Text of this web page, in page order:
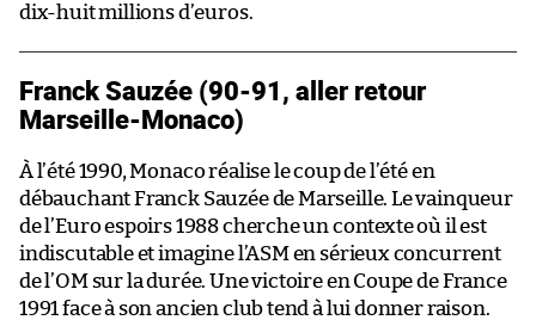
dix-huit millions d’euros.
Franck Sauzée (90-91, aller retour
Marseille-Monaco)
À l’été 1990, Monaco réalise le coup de l’été en
débauchant Franck Sauzée de Marseille. Le vainqueur
de l’Euro espoirs 1988 cherche un contexte où il est
indiscutable et imagine l’ASM en sérieux concurrent
de l’OM sur la durée. Une victoire en Coupe de France
1991 face à son ancien club tend à lui donner raison.